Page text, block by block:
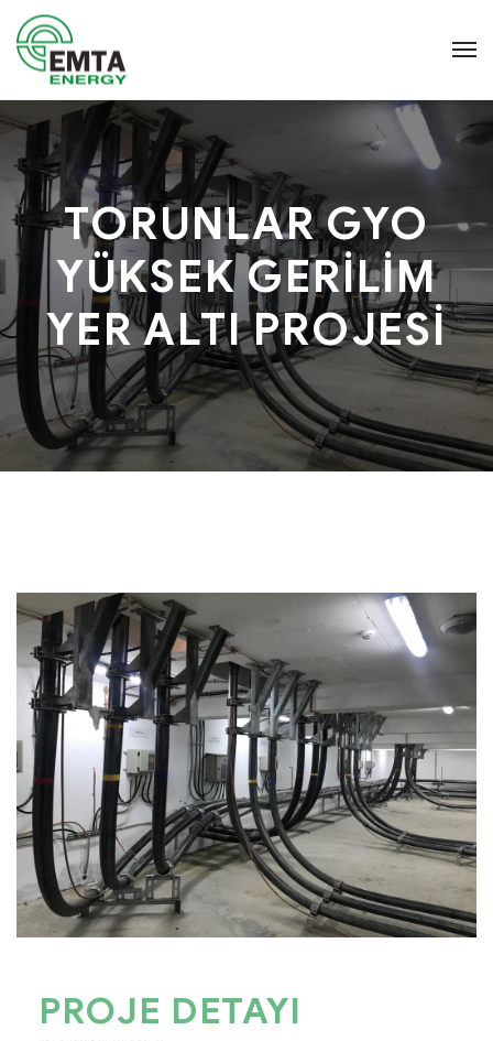
TORUNLAR GYO
YÜKSEK GERİLİM
YER ALTI PROJESİ
PROJE DETAYI